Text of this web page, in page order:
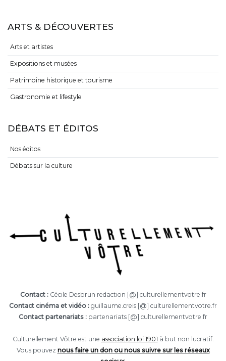
ARTS & DÉCOUVERTES
Arts et artistes
Expositions et musées
Patrimoine historique et tourisme
Gastronomie et lifestyle
DÉBATS ET ÉDITOS
Nos éditos
Débats sur la culture
Contact :Cécile Desbrun redaction [@] culturellementvotre.fr
Contact cinéma et vidéo : guillaume.creis [@] culturellementvotre.fr
Contact partenariats : partenariats [@] culturellementvotre.fr
Culturellement Vôtre est une association loi 1901 à but non lucratif.
Vous pouvez nous faire un don ou nous suivre sur les réseaux